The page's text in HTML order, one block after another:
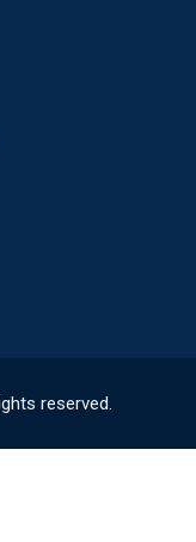
reserved.